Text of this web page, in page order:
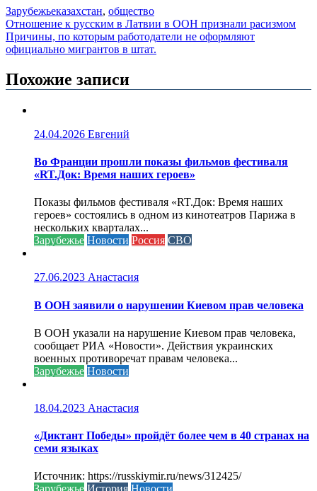
Зарубежьеказахстан, общество
Навигация
по
Отношение к русским в Латвии в ООН признали расизмом
Причины, по которым работодатели не оформляют
официально мигрантов в штат.
Похожие записи
24.04.2026 Евгений
Во Франции прошли показы фильмов фестиваля
«RT.Док: Время наших героев»
Показы фильмов фестиваля «RT.Док: Время наших
героев» состоялись в одном из кинотеатров Парижа в
нескольких кварталах...
Зарубежье Новости Россия СВО
27.06.2023 Анастасия
В ООН заявили о нарушении Киевом прав человека
В ООН указали на нарушение Киевом прав человека,
сообщает РИА «Новости». Действия украинских
военных противоречат правам человека...
Зарубежье Новости
18.04.2023 Анастасия
«Диктант Победы» пройдёт более чем в 40 странах на
семи языках
Источник: https://russkiymir.ru/news/312425/